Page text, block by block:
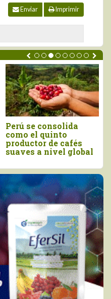
Enviar Imprimir
Perú se consolida
como el quinto
productor de cafés
suaves a nivel global